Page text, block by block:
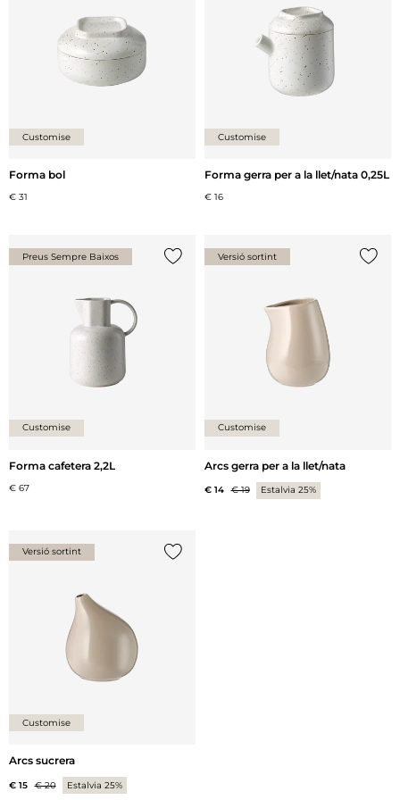
Customise
Forma bol
€ 31
Customise
Forma gerra per a la llet/nata 0,25L
€ 16
Preus Sempre Baixos
Customise
Forma cafetera 2,2L
€ 67
Versió sortint
Customise
Arcs gerra per a la llet/nata
€ 14 € 19 Estalvia 25%
Versió sortint
Customise
Arcs sucrera
€ 15 € 20 Estalvia 25%